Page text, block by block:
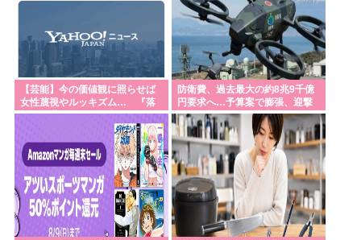
【芸能】今の価値観に照らせば
女性蔑視やルッキズム… 『落
語』の世界もセリフ変更や改
防衛費、過去最大の約8兆9千億
円要求へ…予算案で膨張、迎撃
用無人機・AIなど導入！